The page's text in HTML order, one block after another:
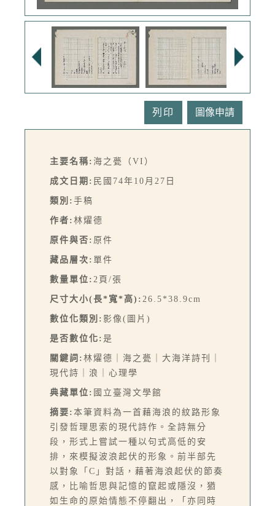
列印
主要名稱: 海之甍（VI）
成文日期: 民國74年10月27日
類別: 手稿
作者: 林燿德
原件與否: 原件
藏品層次: 單件
數量單位: 2頁/張
尺寸大小(長*寬*高): 26.5*38.9cm
數位化類別: 影像(圖片)
是否數位化: 是
關鍵詞: 林燿德｜海之甍｜大海洋詩刊｜
現代詩｜浪｜心理學
典藏單位: 國立臺灣文學館
摘要: 本筆資料為一首藉海浪的紋路形象
引發哲理思索的現代詩作。全詩無分
段，形式上嘗試一種以句式高低的安
排，來模擬波浪起伏的形象。前半部先
以對象「C」對話，藉著海浪起伏的節奏
感，比喻哲思與記憶的竄起或隱沒，猶
如生命的原始情態不停翻出，「亦同時